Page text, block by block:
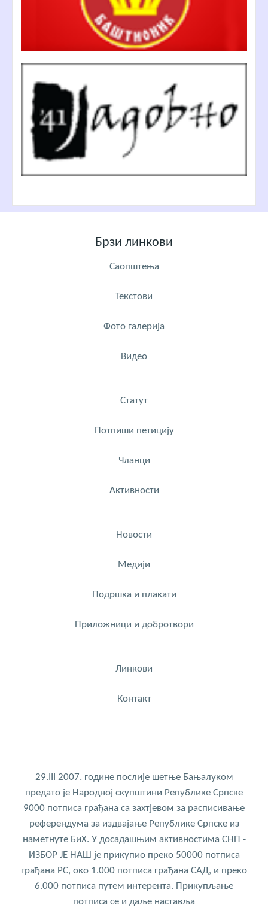
Брзи линкови
Саопштења
Текстови
Фото галерија
Видео
Статут
Потпиши петицију
Чланци
Активности
Новости
Медији
Подршка и плакати
Приложници и добротвори
Линкови
Контакт
29.III 2007. године послије шетње Бањалуком
предато је Народној скупштини Републике Српске
9000 потписа грађана са захтјевом за расписивање
референдума за издвајање Републике Српске из
наметнуте БиХ. У досадашњим активностима СНП -
ИЗБОР ЈЕ НАШ је прикупио преко 50000 потписа
грађана РС, око 1.000 потписа грађана САД, и преко
6.000 потписа путем интерента. Прикупљање
потписа се и даље наставља